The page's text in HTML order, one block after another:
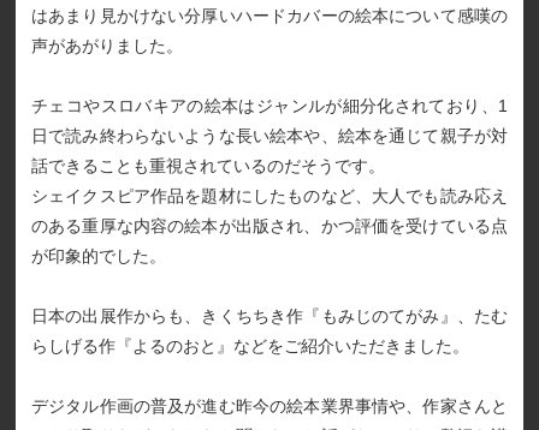
はあまり見かけない分厚いハードカバーの絵本について感嘆の
声があがりました。
チェコやスロバキアの絵本はジャンルが細分化されており、1
日で読み終わらないような長い絵本や、絵本を通じて親子が対
話できることも重視されているのだそうです。
シェイクスピア作品を題材にしたものなど、大人でも読み応え
のある重厚な内容の絵本が出版され、かつ評価を受けている点
が印象的でした。
日本の出展作からも、きくちちき作『もみじのてがみ』、たむ
らしげる作『よるのおと』などをご紹介いただきました。
デジタル作画の普及が進む昨今の絵本業界事情や、作家さんと